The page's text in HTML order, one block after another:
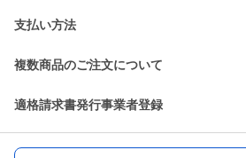
支払い方法
複数商品のご注文について
適格請求書発行事業者登録